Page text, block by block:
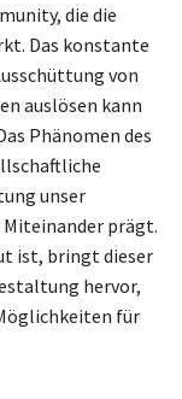
die die
Das konstante
von
auslösen kann
Phänomen des
unser
prägt.
ist, bringt dieser
hervor,
für